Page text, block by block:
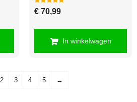
Gewaardeerd
5.00
€ 70,99
In winkelwagen
2 3 4 5 →